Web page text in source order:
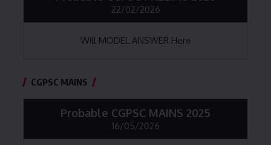
22/02/2026
Will MODEL ANSWER Here
CGPSC MAINS
Probable CGPSC MAINS 2025
16/05/2026